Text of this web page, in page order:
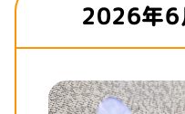
2026年6